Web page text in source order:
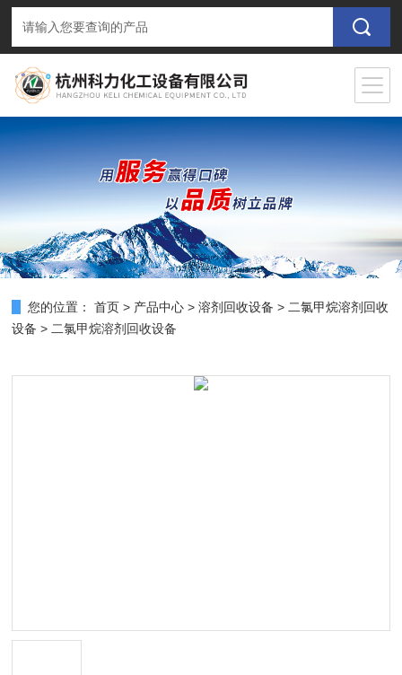
您的位置： 首页 > 产品中心 >溶剂回收设备 > 二氯甲烷溶剂回收
设备 > 二氯甲烷溶剂回收设备